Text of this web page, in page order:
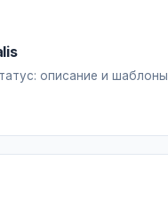
описание и шаблоны